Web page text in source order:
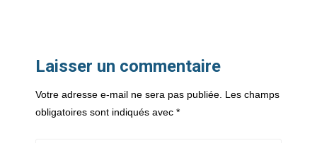
Laisser un commentaire
Votre adresse e-mail ne sera pas publiée. Les champs
obligatoires sont indiqués avec *